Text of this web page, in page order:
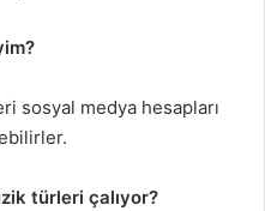
sosyal medya hesapları
türleri çalıyor?